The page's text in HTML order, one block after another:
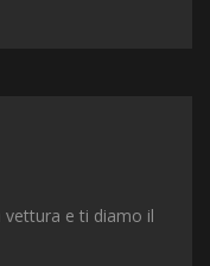
e ti diamo il